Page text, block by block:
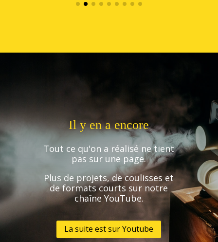
Il y en a encore
Tout ce qu'on a réalisé ne tient
pas sur une page.
Plus de projets, de coulisses et
de formats courts sur notre
chaîne YouTube.
La suite est sur Youtube